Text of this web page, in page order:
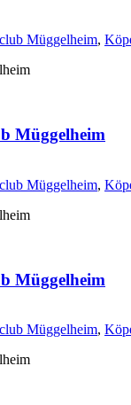
Müggelheim,
Müggelheim
Müggelheim,
Müggelheim
Müggelheim,